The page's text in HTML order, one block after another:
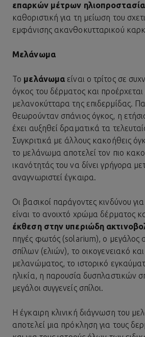
επαρκών μέτρων
καθοριστική για τη μείωση του
εμφάνισης ακανθοκυτταρικού
Μελάνωμα
Το μελάνωμα είναι ο τρίτος σε
όγκος του δέρματος και
μελανοκύτταρα της επιδερμίδας.
θεωρούνταν σπάνιος όγκος, η
έχει αυξηθεί δραματικά τα
Συγκριτικά με άλλους κακοήθεις
το μελάνωμα αποτελεί τον πιο
ικανότητάς του να δίνει γρήγορα
αναγνωριστεί έγκαιρα.
Οι βασικοί παράγοντες κινδύνου
είναι το ανοιχτό χρώμα δέρματος
έκθεση στην υπεριώδη
πηγές φωτός (solarium), ο μεγάλος
σπίλων (ελιών), το οικογενειακό
μελανώματος, το ιστορικό
ηλικία, η παρουσία δυσπλαστικών
μεγάλοι συγγενείς σπίλοι.
Η έγκαιρη κλινική διάγνωση του
αποτελεί μια πρόκληση για τους